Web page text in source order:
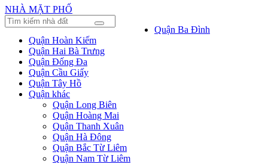
NHÀ MẶT PHỐ
Quận Ba Đình
Quận Hoàn Kiếm
Quận Hai Bà Trưng
Quận Đống Đa
Quận Cầu Giấy
Quận Tây Hồ
Quận khác
Quận Long Biên
Quận Hoàng Mai
Quận Thanh Xuân
Quận Hà Đông
Quận Bắc Từ Liêm
Quận Nam Từ Liêm